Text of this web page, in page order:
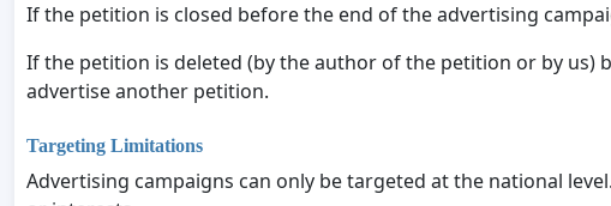
If the petition is closed before the end of the advertising
If the petition is deleted (by the author of the petition or by us)
advertise another petition.
Targeting Limitations
Advertising campaigns can only be targeted at the national